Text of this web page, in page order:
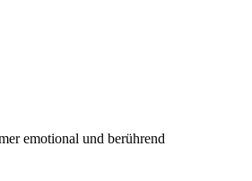
emotional und berührend